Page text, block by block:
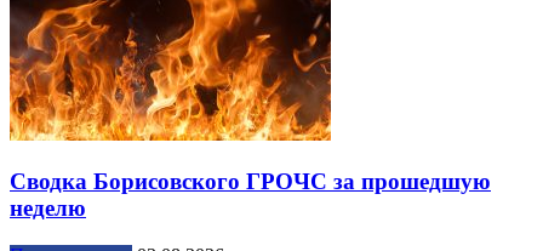
Сводка Борисовского ГРОЧС за прошедшую
неделю